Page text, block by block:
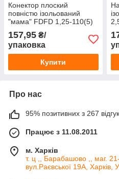
Конектор плоский
повністю ізольований
"мама" FDFD 1,25-110(5)
157,95 ₴/
упаковка
Купити
Про нас
95% позитивних з 267
Працює з 11.08.2011
м. Харків
т. ц ,, Барабашово ,, маг.
вул.Раєвської 19А, Харків,